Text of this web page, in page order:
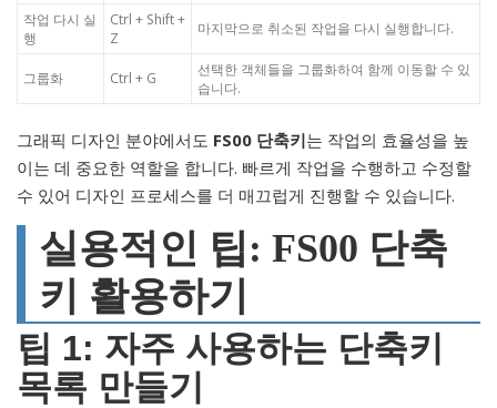
작업 다시 실
행
Ctrl + Shift +
Z
마지막으로 취소된 작업을 다시 실행합니다.
그룹화 Ctrl + G
선택한 객체들을 그룹화하여 함께 이동할 수 있
습니다.
그래픽 디자인 분야에서도 FS00 단축키는 작업의 효율성을 높
이는 데 중요한 역할을 합니다. 빠르게 작업을 수행하고 수정할
수 있어 디자인 프로세스를 더 매끄럽게 진행할 수 있습니다.
실용적인 팁: FS00 단축
키 활용하기
팁 1: 자주 사용하는 단축키
목록 만들기